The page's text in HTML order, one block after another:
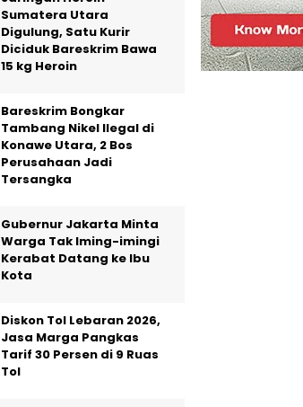
Sumatera Utara
Digulung, Satu Kurir
Diciduk Bareskrim Bawa
15 kg Heroin
Bareskrim Bongkar
Tambang Nikel Ilegal di
Konawe Utara, 2 Bos
Perusahaan Jadi
Tersangka
Gubernur Jakarta Minta
Warga Tak Iming-imingi
Kerabat Datang ke Ibu
Kota
Diskon Tol Lebaran 2026,
Jasa Marga Pangkas
Tarif 30 Persen di 9 Ruas
Tol